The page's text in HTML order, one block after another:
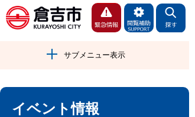
サブメニュー表示
イベント情報